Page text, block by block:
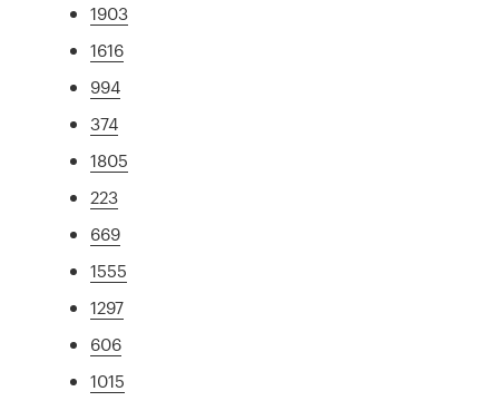
1903
1616
994
374
1805
223
669
1555
1297
606
1015